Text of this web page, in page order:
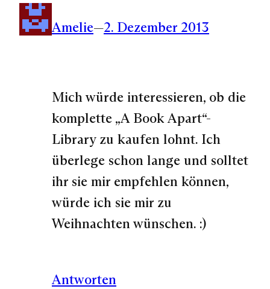
Amelie—2. Dezember 2013
Mich würde interessieren, ob die
komplette „A Book Apart“-
Library zu kaufen lohnt. Ich
überlege schon lange und solltet
ihr sie mir empfehlen können,
würde ich sie mir zu
Weihnachten wünschen. :)
Antworten